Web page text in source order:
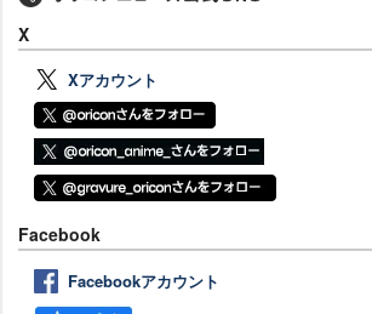
X
Xアカウント
Facebook
Facebookアカウント